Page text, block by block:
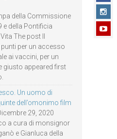
della Commissione
e della Pontificia
The post Il
per un accesso
ai vaccini, per un
giusto appeared first
Un uomo di
dell’omonimo film
29, 2020
a cura di monsignor
e Gianluca della